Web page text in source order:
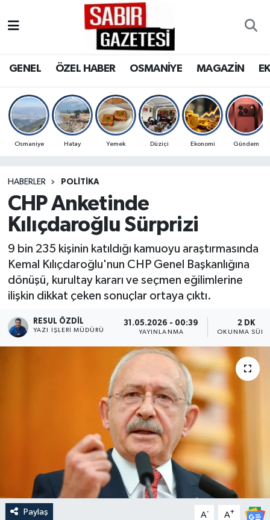
GENEL ÖZEL HABER OSMANİYE MAGAZİN
Osmaniye Hatay Yemek Düziçi Ekonomi Gündem
HABERLER POLITIKA
CHP Anketinde
Kılıçdaroğlu Sürprizi
9 bin 235 kişinin katıldığı kamuoyu araştırmasında
Kemal Kılıçdaroğlu'nun CHP Genel Başkanlığına
dönüşü, kurultay kararı ve seçmen eğilimlerine
ilişkin dikkat çeken sonuçlar ortaya çıktı.
RESUL ÖZDIL
YAZI İŞLERI MÜDÜRÜ
31.05.2026 - 00:39
YAYINLANMA
2 DK
OKUNMA
Paylaş A- A+
OSMANİYE
MAGAZİN
SPOR
RESMİ İLANLAR
Osmaniye Nöbetçi Eczaneler
Osmaniye Trafik Yoğunluk Haritası
Süper Lig Puan Durumu ve Fikstür
Son Dakika Haberleri
Haber Arşivi